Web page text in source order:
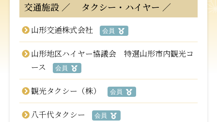
交通施設 タクシー・ハイヤー
山形交通株式会社 会員
山形地区ハイヤー協議会 特選山形市内観光コ
ース
会員
観光タクシー（株） 会員
八千代タクシー 会員